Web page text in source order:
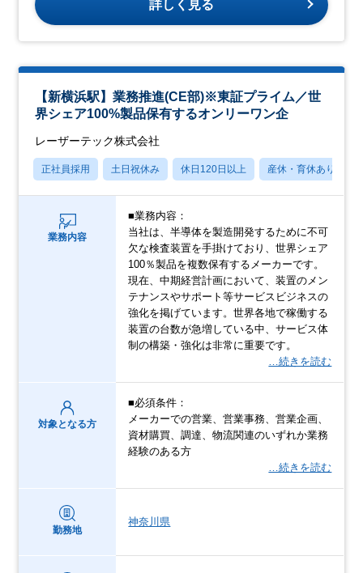
詳しく見る
【新横浜駅】業務推進(CE部)※東証プライム／世
界シェア100%製品保有するオンリーワン企
レーザーテック株式会社
正社員採用 土日祝休み 休日120日以上 産休・育休あり
業務内容
■業務内容：
当社は、半導体を製造開発するために不可
欠な検査装置を手掛けており、世界シェア
100％製品を複数保有するメーカーです。
現在、中期経営計画において、装置のメン
テナンスやサポート等サービスビジネスの
強化を掲げています。世界各地で稼働する
装置の台数が急増している中、サービス体
制の構築・強化は非常に重要です。
…続きを読む
対象となる方
■必須条件：
メーカーでの営業、営業事務、営業企画、
資材購買、調達、物流関連のいずれか業務
経験のある方
…続きを読む
勤務地
神奈川県